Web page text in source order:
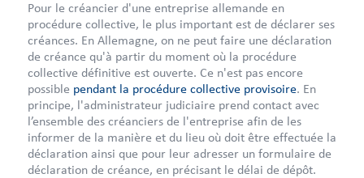
Pour le créancier d'une entreprise allemande en
procédure collective, le plus important est de déclarer ses
créances. En Allemagne, on ne peut faire une déclaration
de créance qu'à partir du moment où la procédure
collective définitive est ouverte. Ce n'est pas encore
possible pendant la procédure collective provisoire. En
principe, l'administrateur judiciaire prend contact avec
l’ensemble des créanciers de l'entreprise afin de les
informer de la manière et du lieu où doit être effectuée la
déclaration ainsi que pour leur adresser un formulaire de
déclaration de créance, en précisant le délai de dépôt.